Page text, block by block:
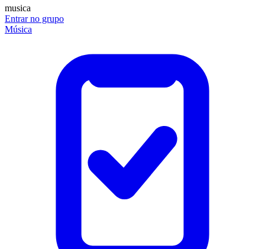
musica
Entrar no grupo
Música